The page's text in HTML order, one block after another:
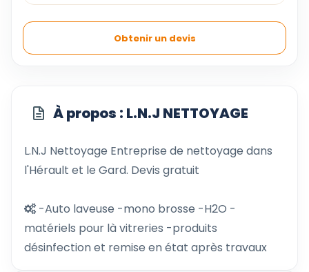
Obtenir un devis
À propos : L.N.J NETTOYAGE
L.N.J Nettoyage Entreprise de nettoyage dans
l'Hérault et le Gard. Devis gratuit
-Auto laveuse -mono brosse -H2O -
matériels pour là vitreries -produits
désinfection et remise en état après travaux